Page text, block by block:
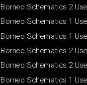
Borneo Schematics 2
Borneo Schematics 1
Borneo Schematics 1
Borneo Schematics 2
Borneo Schematics 2
Borneo Schematics 1